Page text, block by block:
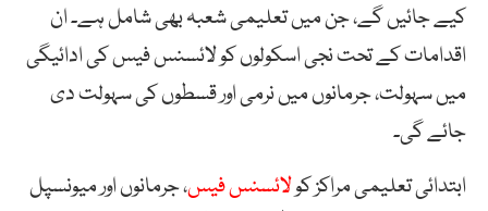
کیے جائیں گے، جن میں تعلیمی شعبہ بھی شامل ہے۔ ان
اقدامات کے تحت نجی اسکولوں کو لائسنس فیس کی ادائیگی
میں سہولت، جرمانوں میں نرمی اور قسطوں کی سہولت دی
جائے گی۔
ابتدائی تعلیمی مراکز کولائسنس فیس، جرمانوں اور میونسپل